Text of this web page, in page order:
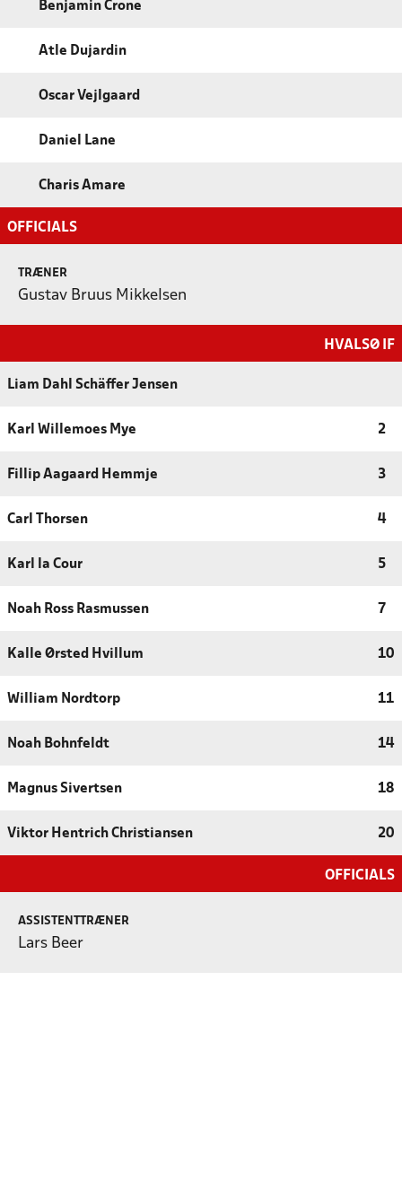
Benjamin Crone
Atle Dujardin
Oscar Vejlgaard
Daniel Lane
Charis Amare
OFFICIALS
TRÆNER
Gustav Bruus Mikkelsen
HVALSØ IF
Liam Dahl Schäffer Jensen
Karl Willemoes Mye 2
Fillip Aagaard Hemmje 3
Carl Thorsen 4
Karl la Cour 5
Noah Ross Rasmussen 7
Kalle Ørsted Hvillum 10
William Nordtorp 11
Noah Bohnfeldt 14
Magnus Sivertsen 18
Viktor Hentrich Christiansen 20
OFFICIALS
ASSISTENTTRÆNER
Lars Beer